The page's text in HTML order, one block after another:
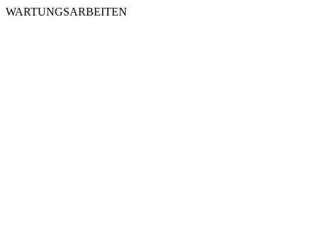
WARTUNGSARBEITEN